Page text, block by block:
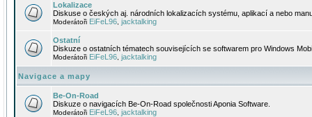
Lokalizace
Diskuse o českých aj. národních lokalizacích systému, aplikací a nebo
Moderátoři EiFeL96 jacktalking
Ostatní
Diskuze o ostatních tématech souvisejících se softwarem pro Windows
Moderátoři EiFeL96 jacktalking
Navigace a mapy
Be-On-Road
Diskuze o navigacích Be-On-Road společnosti Aponia Software.
Moderátoři EiFeL96 jacktalking